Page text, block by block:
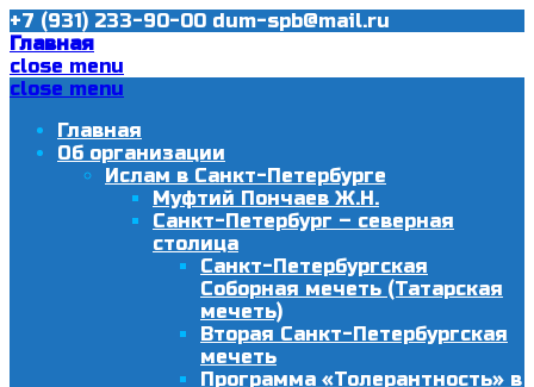
+7 (931) 233-90-00 dum-spb@mail.ru
Главная
close menu
close menu
Главная
Об организации
Ислам в Санкт-Петербурге
Муфтий Пончаев Ж.Н.
Санкт-Петербург – северная
столица
Санкт-Петербургская
Соборная мечеть (Татарская
мечеть)
Вторая Санкт-Петербургская
мечеть
Программа «Толерантность» в